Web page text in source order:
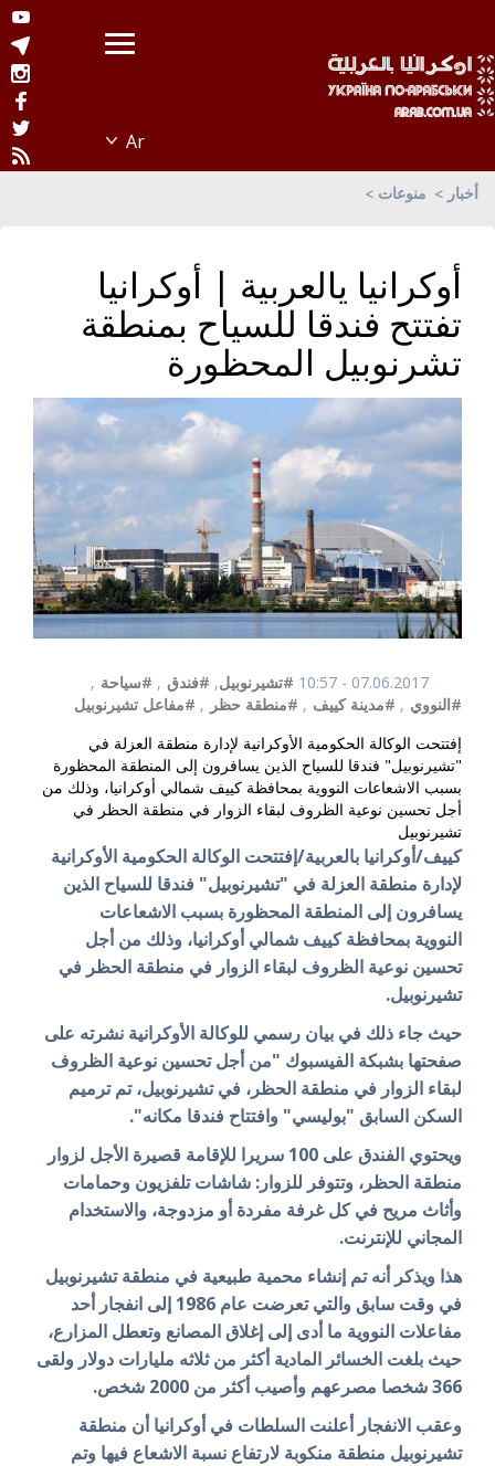
أخبار منوعات
أوكرانيا يالعربية | أوكرانيا
تفتتح فندقا للسياح بمنطقة
تشرنوبيل المحظورة
07.06.2017 - 10:57 #تشيرنوبيل, #فندق , #سياحة ,
#النووي , #مدينة كييف , #منطقة حظر , #مفاعل تشيرنوبيل
إفتتحت الوكالة الحكومية الأوكرانية لإدارة منطقة العزلة في
"تشيرنوبيل" فندقا للسياح الذين يسافرون إلى المنطقة المحظورة
بسبب الاشعاعات النووية بمحافظة كييف شمالي أوكرانيا، وذلك من
أجل تحسين نوعية الظروف لبقاء الزوار في منطقة الحظر في
تشيرنوبيل
كييف/أوكرانيا بالعربية/إفتتحت الوكالة الحكومية الأوكرانية
لإدارة منطقة العزلة في "تشيرنوبيل" فندقا للسياح الذين
يسافرون إلى المنطقة المحظورة بسبب الاشعاعات
النووية بمحافظة كييف شمالي أوكرانيا، وذلك من أجل
تحسين نوعية الظروف لبقاء الزوار في منطقة الحظر في
تشيرنوبيل.
حيث جاء ذلك في بيان رسمي للوكالة الأوكرانية نشرته على
صفحتها بشبكة الفيسبوك "من أجل تحسين نوعية الظروف
لبقاء الزوار في منطقة الحظر، في تشيرنوبيل، تم ترميم
السكن السابق "بوليسي" وافتتاح فندقا مكانه".
ويحتوي الفندق على 100 سريرا للإقامة قصيرة الأجل لزوار
منطقة الحظر، وتتوفر للزوار: شاشات تلفزيون وحمامات
وأثاث مريح في كل غرفة مفردة أو مزدوجة، والاستخدام
المجاني للإنترنت.
هذا ويذكر أنه تم إنشاء محمية طبيعية في منطقة تشيرنوبيل
في وقت سابق والتي تعرضت عام 1986 إلى انفجار أحد
مفاعلات النووية ما أدى إلى إغلاق المصانع وتعطل المزارع،
حيث بلغت الخسائر المادية أكثر من ثلاثه مليارات دولار ولقى
366 شخصا مصرعهم وأصيب أكثر من 2000 شخص.
وعقب الانفجار أعلنت السلطات في أوكرانيا أن منطقة
تشيرنوبيل منطقة منكوبة لارتفاع نسبة الاشعاع فيها وتم